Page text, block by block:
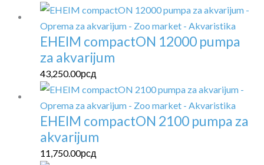
EHEIM compactON 12000 pumpa
za akvarijum
43,250.00рсд
EHEIM compactON 2100 pumpa za
akvarijum
11,750.00рсд